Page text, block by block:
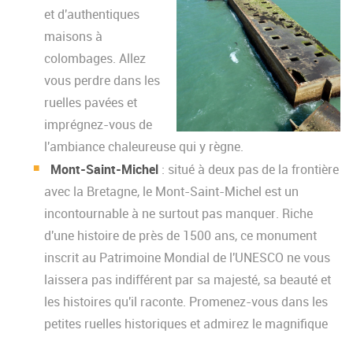
et d'authentiques
maisons à
colombages. Allez
vous perdre dans les
ruelles pavées et
imprégnez-vous de
l'ambiance chaleureuse qui y règne.
Mont-Saint-Michel : situé à deux pas de la frontière
avec la Bretagne, le Mont-Saint-Michel est un
incontournable à ne surtout pas manquer. Riche
d'une histoire de près de 1500 ans, ce monument
inscrit au Patrimoine Mondial de l'UNESCO ne vous
laissera pas indifférent par sa majesté, sa beauté et
les histoires qu'il raconte. Promenez-vous dans les
petites ruelles historiques et admirez le magnifique